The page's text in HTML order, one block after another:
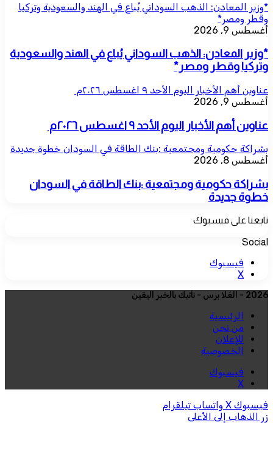
*وزير المعادن: الذهب السوداني يُباع في الهند والسعودية وتركيا
وقطر ومصر*
أغسطس 9, 2026
*وزير المعادن: الذهب السوداني يُباع في الهند والسعودية
وتركيا وقطر ومصر*
عناوين أهم الأخبار اليوم الأحد ٩ اغسطس ٢٠٢٦م ​
أغسطس 9, 2026
عناوين أهم الأخبار اليوم الأحد ٩ اغسطس ٢٠٢٦م ​
بشراكة حكومية ومجتمعية :بنك الطاقة في السودان خطوة جديدة
أغسطس 8, 2026
بشراكة حكومية ومجتمعية :بنك الطاقة في السودان
خطوة جديدة
تابعنا على فيسبوك
Social
فيسبوك
‫X
2026 - العُلا برس - نأتيك بالخبر اليقين
الرئيسية
من نحن
للإعلان
الخصوصية
فيسبوك
‫X
فيسبوك ‫X واتساب تيلقرام
زر الذهاب إلى الأعلى